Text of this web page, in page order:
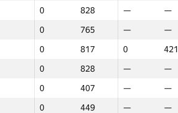
0 828 — —
0 765 — —
0 817 0 421
0 828 — —
0 407 — —
0 449 — —